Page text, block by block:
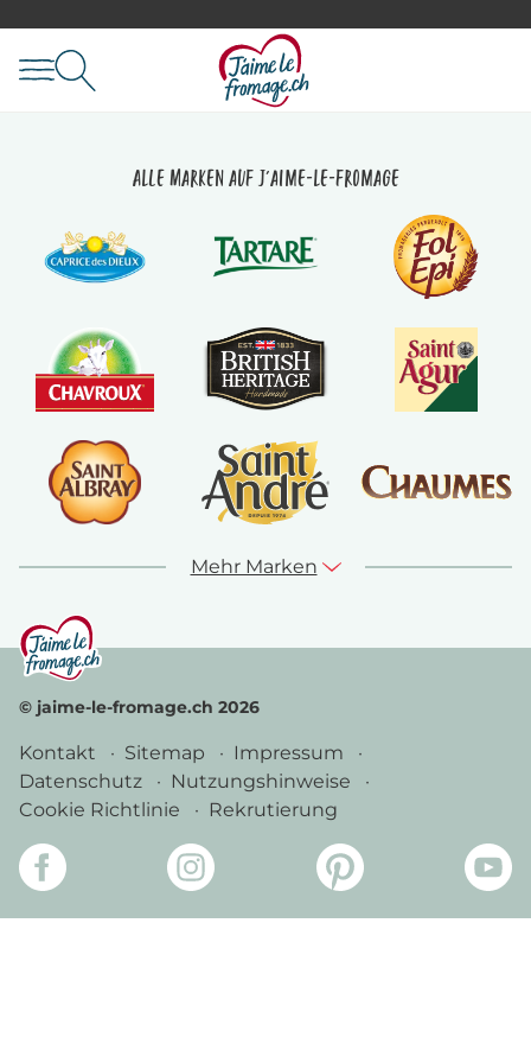
Alle Marken auf J'aime-le-fromage
Mehr Marken
© jaime-le-fromage.ch 2026
Kontakt Sitemap
Impressum
Datenschutz
Nutzungshinweise
Cookie Richtlinie
Rekrutierung